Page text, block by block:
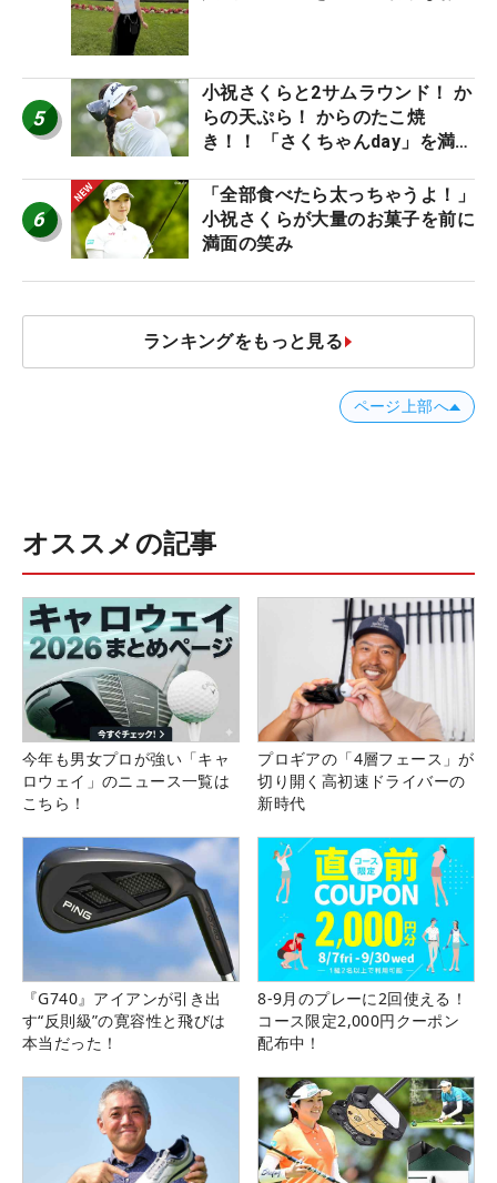
5
小祝さくらと2サムラウンド！ か
らの天ぷら！ からのたこ焼
き！！ 「さくちゃんday」を満喫
6
「全部食べたら太っちゃうよ！」
小祝さくらが大量のお菓子を前に
満面の笑み
ランキングをもっと見る
ページ上部へ
オススメの記事
今年も男女プロが強い「キャ
ロウェイ」のニュース一覧は
こちら！
プロギアの「4層フェース」が
切り開く高初速ドライバーの
新時代
『G740』アイアンが引き出
す“反則級”の寛容性と飛びは
本当だった！
8-9月のプレーに2回使える！
コース限定2,000円クーポン
配布中！